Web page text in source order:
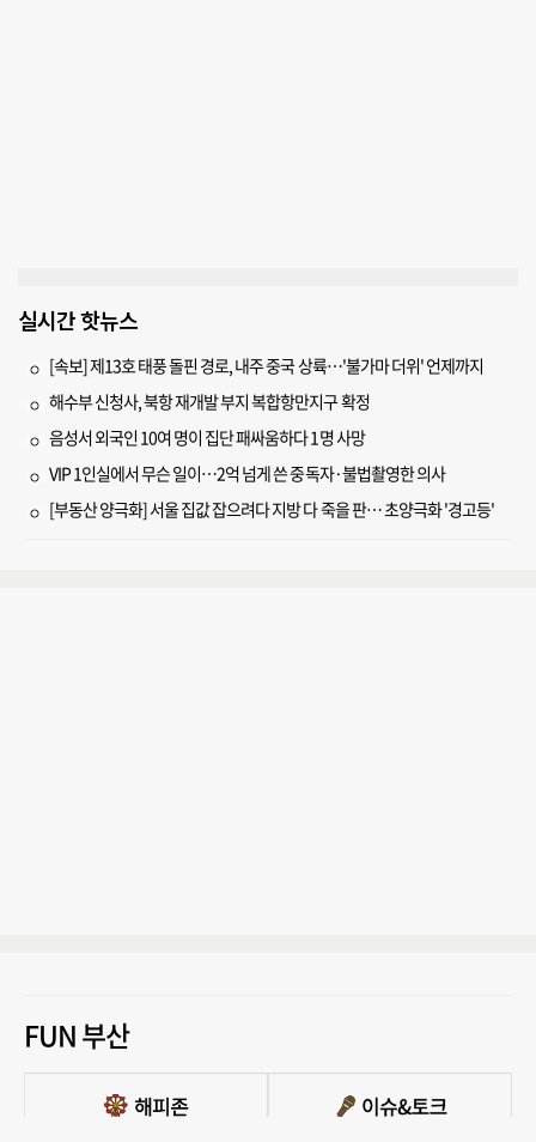
실시간 핫뉴스
[속보] 제13호 태풍 돌핀 경로, 내주 중국 상륙…'불가마 더위' 언제까지
해수부 신청사, 북항 재개발 부지 복합항만지구 확정
음성서 외국인 10여 명이 집단 패싸움하다 1명 사망
VIP 1인실에서 무슨 일이…2억 넘게 쓴 중독자·불법촬영한 의사
[부동산 양극화] 서울 집값 잡으려다 지방 다 죽을 판… 초양극화 '경고등'
FUN 부산